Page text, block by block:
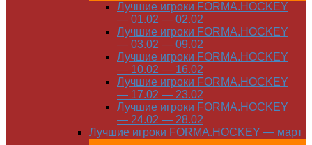
Лучшие игроки FORMA.HOCKEY
— 01.02 — 02.02
Лучшие игроки FORMA.HOCKEY
— 03.02 — 09.02
Лучшие игроки FORMA.HOCKEY
— 10.02 — 16.02
Лучшие игроки FORMA.HOCKEY
— 17.02 — 23.02
Лучшие игроки FORMA.HOCKEY
— 24.02 — 28.02
Лучшие игроки FORMA.HOCKEY — март